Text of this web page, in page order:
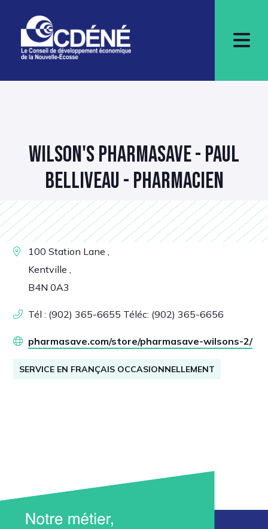
WILSON'S PHARMASAVE - PAUL
BELLIVEAU - PHARMACIEN
100 Station Lane ,
Kentville ,
B4N 0A3
Tél : (902) 365-6655 Téléc: (902) 365-6656
pharmasave.com/store/pharmasave-wilsons-2/
SERVICE EN FRANÇAIS OCCASIONNELLEMENT